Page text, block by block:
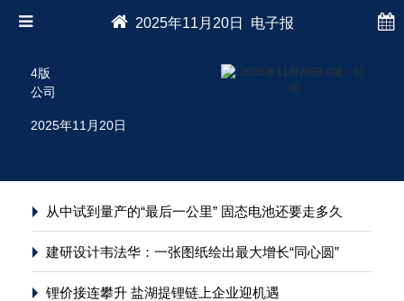
2025年11月20日 电子报
4版
公司
2025年11月20日
从中试到量产的“最后一公里” 固态电池还要走多久
建研设计韦法华：一张图纸绘出最大增长“同心圆”
锂价接连攀升 盐湖提锂链上企业迎机遇